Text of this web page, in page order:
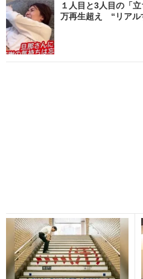
１人目と3人目の「
万再生超え “リアル